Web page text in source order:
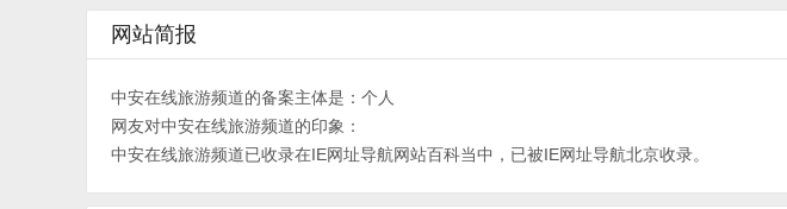
网站简报
中安在线旅游频道的备案主体是：个人
网友对中安在线旅游频道的印象：
中安在线旅游频道已收录在IE网址导航网站百科当中，已被IE网址导航北京收录。